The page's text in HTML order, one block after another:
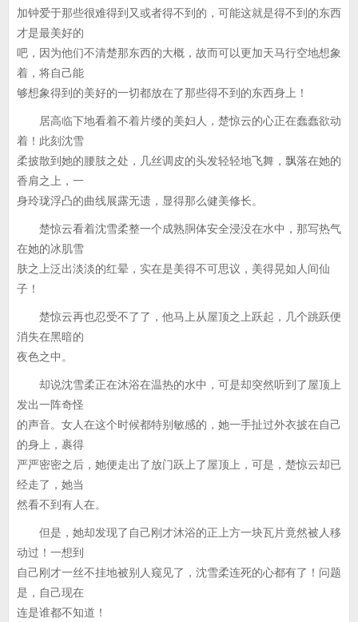
加钟爱于那些很难得到又或者得不到的，可能这就是得不到的东西
才是最美好的
吧，因为他们不清楚那东西的大概，故而可以更加天马行空地想象
着，将自己能
够想象得到的美好的一切都放在了那些得不到的东西身上！
居高临下地看着不着片缕的美妇人，楚惊云的心正在蠢蠢欲动
着！此刻沈雪
柔披散到她的腰肢之处，几丝调皮的头发轻轻地飞舞，飘落在她的
香肩之上，一
身玲珑浮凸的曲线展露无遗，显得那么健美修长。
楚惊云看着沈雪柔整一个成熟胴体安全浸没在水中，那写热气
在她的冰肌雪
肤之上泛出淡淡的红晕，实在是美得不可思议，美得晃如人间仙
子！
楚惊云再也忍受不了了，他马上从屋顶之上跃起，几个跳跃便
消失在黑暗的
夜色之中。
却说沈雪柔正在沐浴在温热的水中，可是却突然听到了屋顶上
发出一阵奇怪
的声音。女人在这个时候都特别敏感的，她一手扯过外衣披在自己
的身上，裹得
严严密密之后，她便走出了放门跃上了屋顶上，可是，楚惊云却已
经走了，她当
然看不到有人在。
但是，她却发现了自己刚才沐浴的正上方一块瓦片竟然被人移
动过！一想到
自己刚才一丝不挂地被别人窥见了，沈雪柔连死的心都有了！问题
是，自己现在
连是谁都不知道！